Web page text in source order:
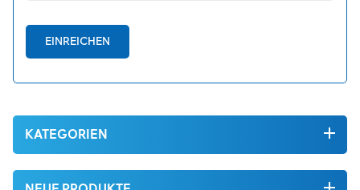
EINREICHEN
KATEGORIEN